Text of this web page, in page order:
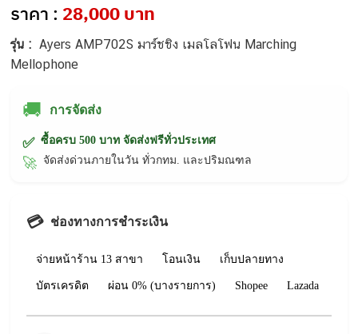
ราคา : 28,000 บาท
รุ่น :Ayers AMP702S มาร์ชชิง เมลโลโฟน Marching
Mellophone
🚚 การจัดส่ง
✅ ซื้อครบ 500 บาท จัดส่งฟรีทั่วประเทศ
🚀 จัดส่งด่วนภายในวัน ทั่วกทม. และปริมณฑล
💳 ช่องทางการชำระเงิน
จ่ายหน้าร้าน 13 สาขา โอนเงิน เก็บปลายทาง
บัตรเครดิต ผ่อน 0% (บางรายการ) Shopee Lazada